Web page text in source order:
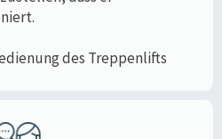
des Treppenlifts